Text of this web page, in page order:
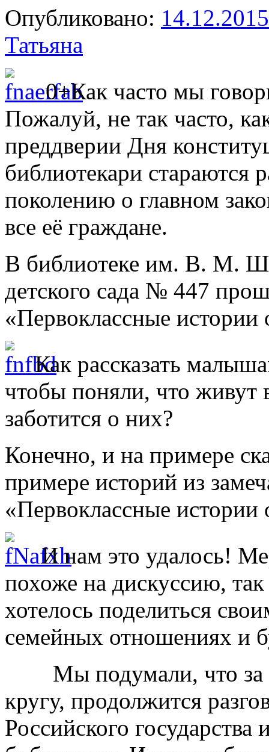
Опубликовано: 14.12.2015
Татьяна
0+Как часто мы
Пожалуй, не так часто,
преддверии Дня
библиотекари стараются
поколению о главном
все её граждане.
В библиотеке им. В. М.
детского сада № 447
«Первоклассные истории
Как рассказать
чтобы поняли, что живут
заботится о них?
Конечно, и на примере
примере историй из
«Первоклассные истории
И нам это удалось!
похоже на дискуссию,
хотелось поделиться
семейных отношениях и
Мы подумали, что за
кругу, продолжится
Российского государства